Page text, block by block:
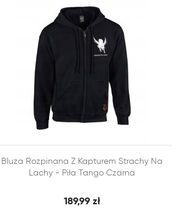
DODAJ DO KOSZYKA SZYBKI PODGLĄD
Bluza Rozpinana Z Kapturem Strachy Na
Lachy - Piła Tango Czarna
189,99 zł